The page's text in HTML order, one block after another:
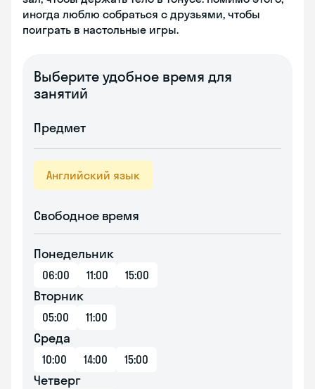
иногда люблю собраться с друзьями, чтобы
поиграть в настольные игры.
Выберите удобное время для
занятий
Предмет
Английский язык
Свободное время
Понедельник
06:00 11:00 15:00
Вторник
05:00 11:00
Среда
10:00 14:00 15:00
Четверг